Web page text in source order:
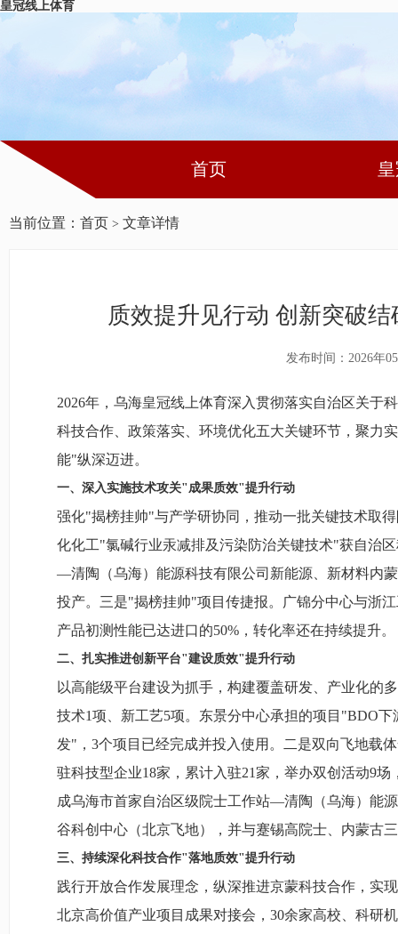
皇冠线上体育
首页
当前位置： 首页 > 文章详情
质效提升见行动 创新突破
发布时间：2026年
2026年，乌海皇冠线上体育深入贯彻落实自治区关于
科技合作、政策落实、环境优化五大关键环节，聚力
能"纵深迈进。
一、深入实施技术攻关"成果质效"提升行动
强化"揭榜挂帅"与产学研协同，推动一批关键技术取
化化工"氯碱行业汞减排及污染防治关键技术"获自治
—清陶（乌海）能源科技有限公司新能源、新材料内
投产。三是"揭榜挂帅"项目传捷报。广锦分中心与浙
产品初测性能已达进口的50%，转化率还在持续提升。
二、扎实推进创新平台"建设质效"提升行动
以高能级平台建设为抓手，构建覆盖研发、产业化的
技术1项、新工艺5项。东景分中心承担的项目"BDO
发"，3个项目已经完成并投入使用。二是双向飞地载
驻科技型企业18家，累计入驻21家，举办双创活动9
成乌海市首家自治区级院士工作站—清陶（乌海）能
谷科创中心（北京飞地），并与蹇锡高院士、内蒙古
三、持续深化科技合作"落地质效"提升行动
践行开放合作发展理念，纵深推进京蒙科技合作，实
北京高价值产业项目成果对接会，30余家高校、科研